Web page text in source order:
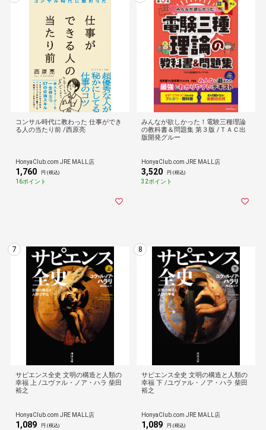
コンサル時代に教わった 仕事ができ
る人の当たり前 /西原亮
HonyaClub.com JRE MALL店
1,760 円 (税込)
16ポイント
みんなが欲しかった！電験三種理論
の教科書＆問題集 第３版 /ＴＡＣ出
版開発グルー
HonyaClub.com JRE MALL店
3,520 円 (税込)
32ポイント
7
サピエンス全史 文明の構造と人類の
幸福 上 /ユヴァル・ノア・ハラ 柴田
裕之
HonyaClub.com JRE MALL店
1,089 円 (税込)
8
サピエンス全史 文明の構造と人類の
幸福 下 /ユヴァル・ノア・ハラ 柴田
裕之
HonyaClub.com JRE MALL店
1,089 円 (税込)